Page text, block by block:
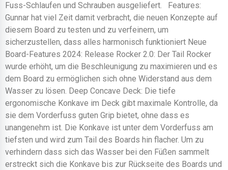
Fuss-Schlaufen und Schrauben ausgeliefert. Features:
Gunnar hat viel Zeit damit verbracht, die neuen Konzepte auf
diesem Board zu testen und zu verfeinern, um
sicherzustellen, dass alles harmonisch funktioniert Neue
Board-Features 2024: Release Rocker 2.0: Der Tail Rocker
wurde erhöht, um die Beschleunigung zu maximieren und es
dem Board zu ermöglichen sich ohne Widerstand aus dem
Wasser zu lösen. Deep Concave Deck: Die tiefe
ergonomische Konkave im Deck gibt maximale Kontrolle, da
sie dem Vorderfuss guten Grip bietet, ohne dass es
unangenehm ist. Die Konkave ist unter dem Vorderfuss am
tiefsten und wird zum Tail des Boards hin flacher. Um zu
verhindern dass sich das Wasser bei den Füßen sammelt
erstreckt sich die Konkave bis zur Rückseite des Boards und